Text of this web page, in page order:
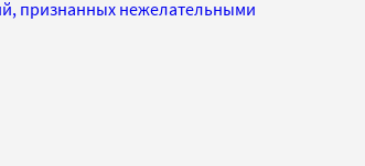
признанных нежелательными